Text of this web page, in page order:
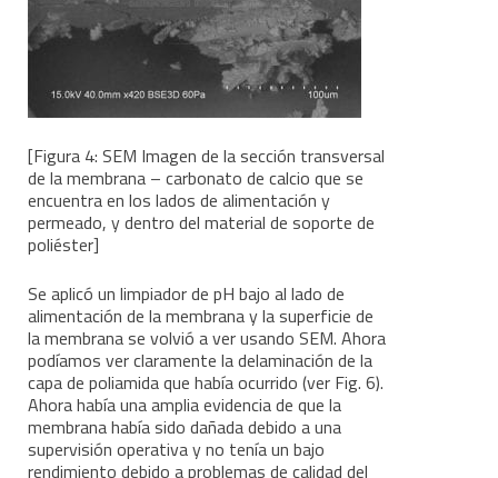
[Figura 4: SEM Imagen de la sección transversal
de la membrana – carbonato de calcio que se
encuentra en los lados de alimentación y
permeado, y dentro del material de soporte de
poliéster]
Se aplicó un limpiador de pH bajo al lado de
alimentación de la membrana y la superficie de
la membrana se volvió a ver usando SEM. Ahora
podíamos ver claramente la delaminación de la
capa de poliamida que había ocurrido (ver Fig. 6).
Ahora había una amplia evidencia de que la
membrana había sido dañada debido a una
supervisión operativa y no tenía un bajo
rendimiento debido a problemas de calidad del